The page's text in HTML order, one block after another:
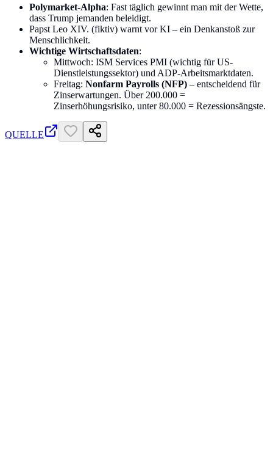
Polymarket-Alpha: Fast täglich gewinnt man mit der Wette,
dass Trump jemanden beleidigt.
Papst Leo XIV. (fiktiv) warnt vor KI – ein Denkanstoß zur
Menschlichkeit.
Wichtige Wirtschaftsdaten:
Mittwoch: ISM Services PMI (wichtig für US-
Dienstleistungssektor) und ADP-Arbeitsmarktdaten.
Freitag: Nonfarm Payrolls (NFP) – entscheidend für
Zinserwartungen. Über 200.000 =
Zinserhöhungsrisiko, unter 80.000 = Rezessionsängste.
QUELLE